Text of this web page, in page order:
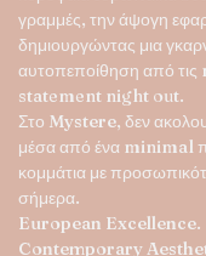
γραμμές, την άψογη
δημιουργώντας μια
αυτοπεποίθηση από τις
statement night out.
Στο Mystere, δεν
μέσα από ένα minimal
κομμάτια με
σήμερα.
European Excellence.
Contemporary